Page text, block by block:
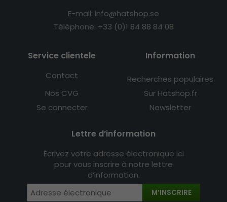
E-mail: info@hatshop.se
Téléphone: +33 (0)1 84 88 84 08
Service clientele
Contact
Nos CVG
Se connecter
Information
Recherches populaires
Sur Hatshop.fr
Newsletter
Lettre d’information
Écrivez votre adresse électronique ici
pour vous inscrire à notre lettre
d’information.
M’INSCRIRE